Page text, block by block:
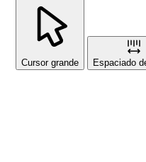
Cursor grande Espaciado